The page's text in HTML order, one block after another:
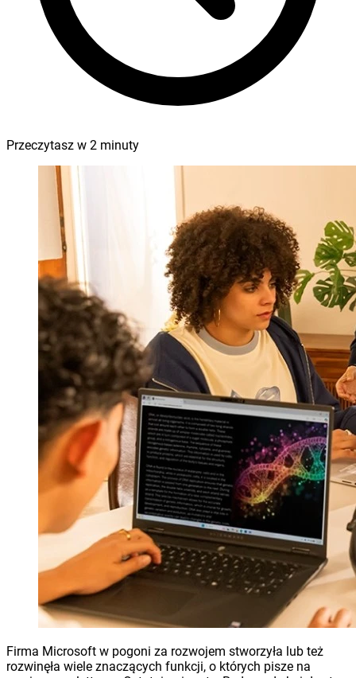
Przeczytasz w 2 minuty
Firma Microsoft w pogoni za rozwojem stworzyła lub też
rozwinęła wiele znaczących funkcji, o których pisze na